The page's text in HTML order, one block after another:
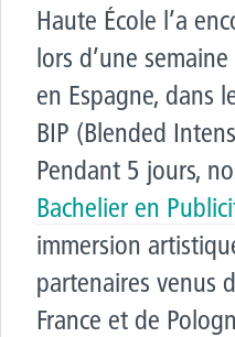
Haute École l’a
lors d’une
en Espagne, dans
BIP (Blended
Pendant 5 jours,
Bachelier en
immersion
partenaires venus
France et de